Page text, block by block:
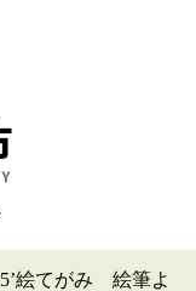
絵てがみ 絵筆よ